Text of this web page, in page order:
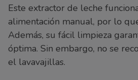
Este extractor de leche
alimentación manual, por lo
Además, su fácil limpieza
óptima. Sin embargo, no se
el lavavajillas.